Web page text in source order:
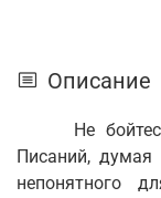
Описание
Не бойтесь
Писаний,
непонятного